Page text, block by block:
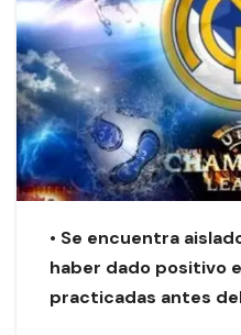
• Se encuentra
haber dado positivo
practicadas antes